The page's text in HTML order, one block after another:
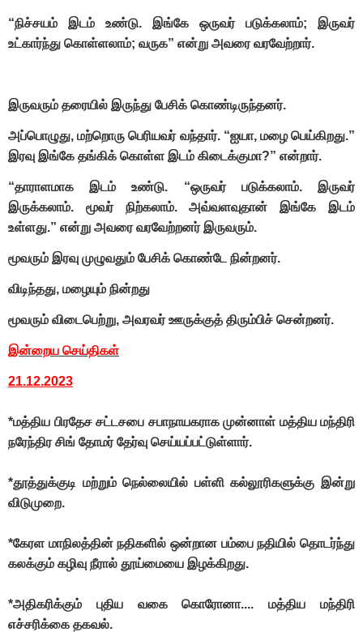
“நிச்சயம் இடம் உண்டு. இங்கே ஒருவர் படுக்கலாம்; இருவர்
உட்கார்ந்து கொள்ளலாம்; வருக” என்று அவரை வரவேற்றார்.
இருவரும் தரையில் இருந்து பேசிக் கொண்டிருந்தனர்.
அப்பொழுது, மற்றொரு பெரியவர் வந்தார். “ஐயா, மழை பெய்கிறது.”
இரவு இங்கே தங்கிக் கொள்ள இடம் கிடைக்குமா?” என்றார்.
“தாராளமாக இடம் உண்டு. “ஒருவர் படுக்கலாம். இருவர்
இருக்கலாம். மூவர் நிற்கலாம். அவ்வளவுதான் இங்கே இடம்
உள்ளது.” என்று அவரை வரவேற்றனர் இருவரும்.
மூவரும் இரவு முழுவதும் பேசிக் கொண்டே நின்றனர்.
விடிந்தது, மழையும் நின்றது
மூவரும் விடைபெற்று, அவரவர் ஊருக்குத் திரும்பிச் சென்றனர்.
இன்றைய செய்திகள்
21.12.2023
*மத்திய பிரதேச சட்டசபை சபாநாயகராக முன்னாள் மத்திய மந்திரி
நரேந்திர சிங் தோமர் தேர்வு செய்யப்பட்டுள்ளார்.
*தூத்துக்குடி மற்றும் நெல்லையில் பள்ளி கல்லூரிகளுக்கு இன்று
விடுமுறை.
*கேரள மாநிலத்தின் நதிகளில் ஒன்றான பம்பை நதியில் தொடர்ந்து
கலக்கும் கழிவு நீரால் தூய்மையை இழக்கிறது.
*அதிகரிக்கும் புதிய வகை கொரோனா.... மத்திய மந்திரி
எச்சரிக்கை தகவல்.